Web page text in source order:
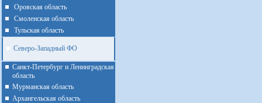
Оровская область
Смоленская область
Тульская область
Северо-Западный ФО
Санкт-Петербург и Ленинградская
область
Мурманская область
Архангельская область